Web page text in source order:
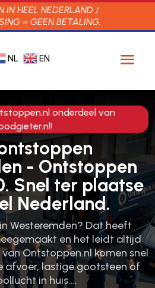
IN HEEL NEDERLAND /
= GEEN BETALING.
NL EN
onderdeel van
- Ontstoppen
Snel ter plaatse
Nederland.
Westeremden? Dat heeft
en het leidt altijd
Ontstoppen.​nl komen snel
afvoer, lastige gootsteen of
in huis.​…